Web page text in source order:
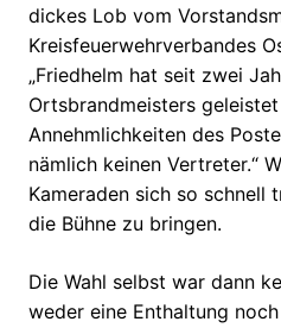
dickes Lob vom
Kreisfeuerwehrverbandes
„Friedhelm hat seit zwei
Ortsbrandmeisters
Annehmlichkeiten des
nämlich keinen Vertreter.“
Kameraden sich so schnell
die Bühne zu bringen.
Die Wahl selbst war dann
weder eine Enthaltung